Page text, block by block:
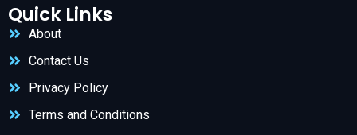
Quick Links
About
Contact Us
Privacy Policy
Terms and Conditions